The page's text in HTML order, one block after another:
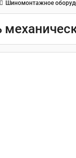
Шиномонтажное